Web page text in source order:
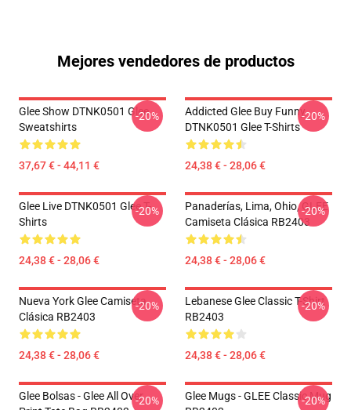
Mejores vendedores de productos
Glee Show DTNK0501 Glee
Sweatshirts
37,67 € - 44,11 €
-20%
Addicted Glee Buy Funny
DTNK0501 Glee T-Shirts
24,38 € - 28,06 €
-20%
Glee Live DTNK0501 Glee T-
Shirts
24,38 € - 28,06 €
-20%
Panaderías, Lima, Ohio, GLEE
Camiseta Clásica RB2403
24,38 € - 28,06 €
-20%
Nueva York Glee Camiseta
Clásica RB2403
24,38 € - 28,06 €
-20%
Lebanese Glee Classic T-Shirt
RB2403
24,38 € - 28,06 €
-20%
Glee Bolsas - Glee All Over-20%
Glee Mugs - GLEE Classic Mug
-20%